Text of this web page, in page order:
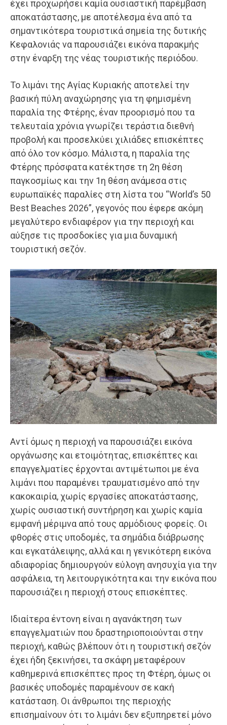
έχει προχωρήσει καμία ουσιαστική παρέμβαση
αποκατάστασης, με αποτέλεσμα ένα από τα
σημαντικότερα τουριστικά σημεία της δυτικής
Κεφαλονιάς να παρουσιάζει εικόνα παρακμής
στην έναρξη της νέας τουριστικής περιόδου.
Το λιμάνι της Αγίας Κυριακής αποτελεί την
βασική πύλη αναχώρησης για τη φημισμένη
παραλία της Φτέρης, έναν προορισμό που τα
τελευταία χρόνια γνωρίζει τεράστια διεθνή
προβολή και προσελκύει χιλιάδες επισκέπτες
από όλο τον κόσμο. Μάλιστα, η παραλία της
Φτέρης πρόσφατα κατέκτησε τη 2η θέση
παγκοσμίως και την 1η θέση ανάμεσα στις
ευρωπαϊκές παραλίες στη λίστα του “World’s 50
Best Beaches 2026”, γεγονός που έφερε ακόμη
μεγαλύτερο ενδιαφέρον για την περιοχή και
αύξησε τις προσδοκίες για μια δυναμική
τουριστική σεζόν.
Αντί όμως η περιοχή να παρουσιάζει εικόνα
οργάνωσης και ετοιμότητας, επισκέπτες και
επαγγελματίες έρχονται αντιμέτωποι με ένα
λιμάνι που παραμένει τραυματισμένο από την
κακοκαιρία, χωρίς εργασίες αποκατάστασης,
χωρίς ουσιαστική συντήρηση και χωρίς καμία
εμφανή μέριμνα από τους αρμόδιους φορείς. Οι
φθορές στις υποδομές, τα σημάδια διάβρωσης
και εγκατάλειψης, αλλά και η γενικότερη εικόνα
αδιαφορίας δημιουργούν εύλογη ανησυχία για την
ασφάλεια, τη λειτουργικότητα και την εικόνα που
παρουσιάζει η περιοχή στους επισκέπτες.
Ιδιαίτερα έντονη είναι η αγανάκτηση των
επαγγελματιών που δραστηριοποιούνται στην
περιοχή, καθώς βλέπουν ότι η τουριστική σεζόν
έχει ήδη ξεκινήσει, τα σκάφη μεταφέρουν
καθημερινά επισκέπτες προς τη Φτέρη, όμως οι
βασικές υποδομές παραμένουν σε κακή
κατάσταση. Οι άνθρωποι της περιοχής
επισημαίνουν ότι το λιμάνι δεν εξυπηρετεί μόνο